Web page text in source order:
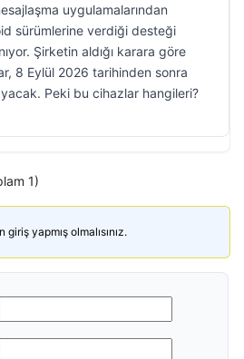
uygulamalarından
sürümlerine verdiği desteği
Şirketin aldığı karara göre
8 Eylül 2026 tarihinden sonra
Peki bu cihazlar hangileri?
1)
yapmış olmalısınız.